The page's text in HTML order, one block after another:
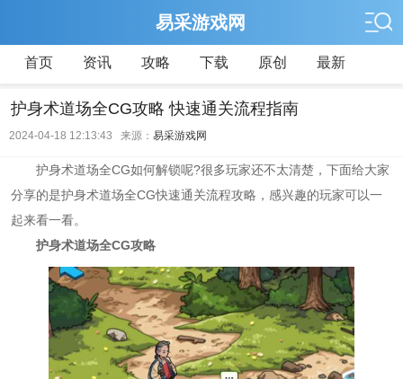
易采游戏网
首页 资讯 攻略 下载 原创 最新
护身术道场全CG攻略 快速通关流程指南
2024-04-18 12:13:43 来源： 易采游戏网
护身术道场全CG如何解锁呢?很多玩家还不太清楚，下面给大家
分享的是护身术道场全CG快速通关流程攻略，感兴趣的玩家可以一
起来看一看。
护身术道场全CG攻略